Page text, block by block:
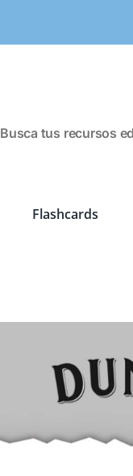
Busca tus recursos
Flashcards